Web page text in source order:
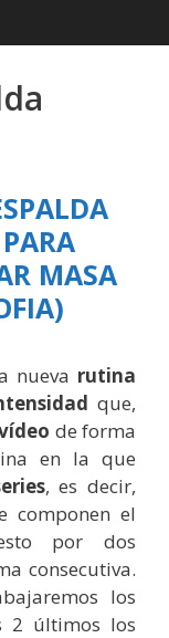
MASA
nueva rutina
que,
de forma
en la que
, es decir,
componen el
por dos
consecutiva.
los
2 últimos los